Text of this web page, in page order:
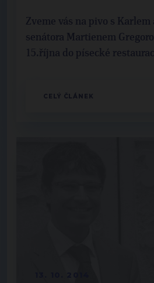
Zveme vás na pivo s
senátora Martienem
15.října do písecké
CELÝ ČLÁNEK